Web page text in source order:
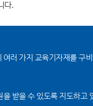
다.
러 가지 교육기자재를 구
받을 수 있도록 지도하고